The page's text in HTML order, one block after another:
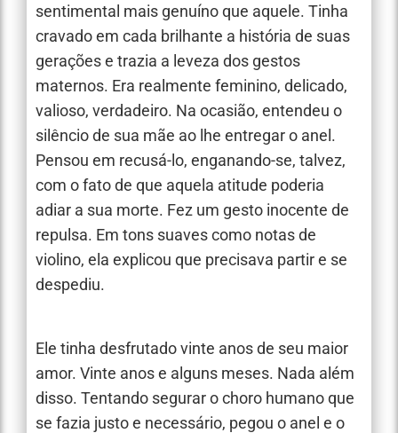
sentimental mais genuíno que aquele. Tinha
cravado em cada brilhante a história de suas
gerações e trazia a leveza dos gestos
maternos. Era realmente feminino, delicado,
valioso, verdadeiro. Na ocasião, entendeu o
silêncio de sua mãe ao lhe entregar o anel.
Pensou em recusá-lo, enganando-se, talvez,
com o fato de que aquela atitude poderia
adiar a sua morte. Fez um gesto inocente de
repulsa. Em tons suaves como notas de
violino, ela explicou que precisava partir e se
despediu.
Ele tinha desfrutado vinte anos de seu maior
amor. Vinte anos e alguns meses. Nada além
disso. Tentando segurar o choro humano que
se fazia justo e necessário, pegou o anel e o